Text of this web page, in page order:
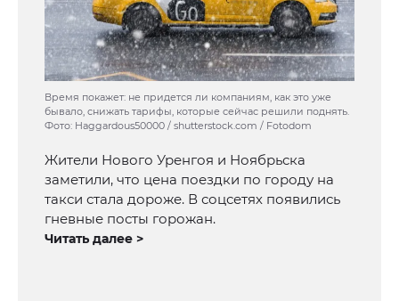
Время покажет: не придется ли компаниям, как это уже
бывало, снижать тарифы, которые сейчас решили поднять.
Фото: Haggardous50000 / shutterstock.com / Fotodom
Жители Нового Уренгоя и Ноябрьска
заметили, что цена поездки по городу на
такси стала дороже. В соцсетях появились
гневные посты горожан.
Читать далее >